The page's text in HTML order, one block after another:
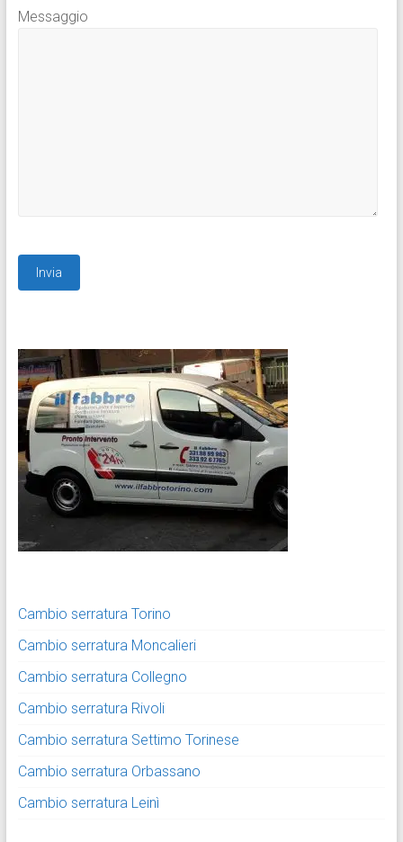
Messaggio
Cambio serratura Torino
Cambio serratura Moncalieri
Cambio serratura Collegno
Cambio serratura Rivoli
Cambio serratura Settimo Torinese
Cambio serratura Orbassano
Cambio serratura Leinì